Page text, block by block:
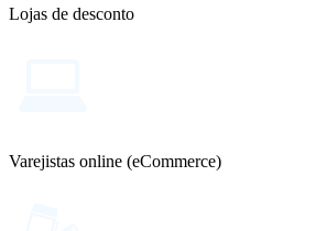
Lojas de desconto
Varejistas online (eCommerce)